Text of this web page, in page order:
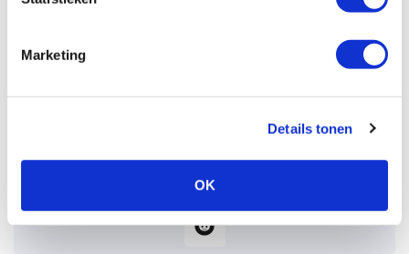
Marketing
Details tonen
OK
crisis.
zitten voor je
klaar om je vragen te beantwoorden. Bel ons op024 8000